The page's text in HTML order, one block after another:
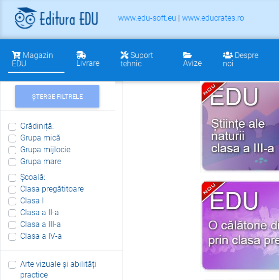
www.edu-soft.eu | www.educrates.ro
Magazin
EDU
Livrare
Suport
tehnic
Avize
Despre
noi
ȘTERGE FILTRELE
Grădiniță:
Grupa mică
Grupa mijlocie
Grupa mare
Școală:
Clasa pregătitoare
Clasa I
Clasa a II-a
Clasa a III-a
Clasa a IV-a
Arte vizuale și abilități
practice